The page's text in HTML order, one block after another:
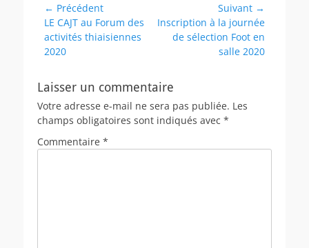
Navigation
de
l’article
← Précédent
Article
précédent :
LE CAJT au Forum des
activités thiaisiennes
2020
Suivant →
Article
suivant :
Inscription à la journée
de sélection Foot en
salle 2020
Laisser un commentaire
Votre adresse e-mail ne sera pas publiée. Les
champs obligatoires sont indiqués avec *
Commentaire *